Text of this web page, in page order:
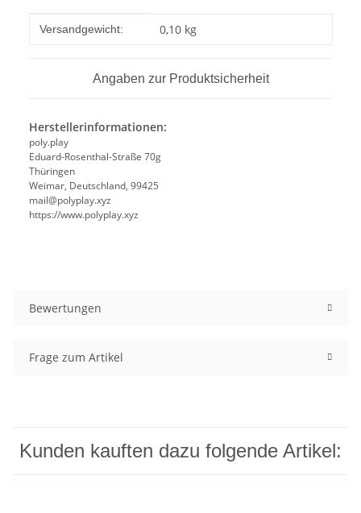
Produkteigenschaft
Wert
Versandgewicht: 0,10 kg
Angaben zur Produktsicherheit
Herstellerinformationen:
poly.play
Eduard-Rosenthal-Straße 70g
Thüringen
Weimar, Deutschland, 99425
mail@polyplay.xyz
https://www.polyplay.xyz
Bewertungen
Frage zum Artikel
Kunden kauften dazu folgende Artikel: